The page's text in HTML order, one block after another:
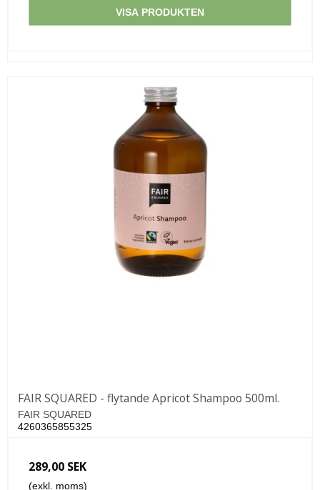
VISA PRODUKTEN
FAIR SQUARED - flytande Apricot Shampoo 500ml.
FAIR SQUARED
4260365855325
289,00 SEK
(exkl. moms)